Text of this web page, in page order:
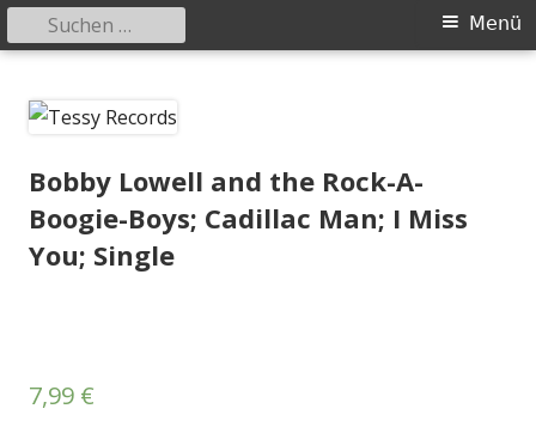
zum
Primäres
Menü
Suchen
nach:
Bobby Lowell and the Rock-A-
Boogie-Boys; Cadillac Man; I Miss
You; Single
7,99 €